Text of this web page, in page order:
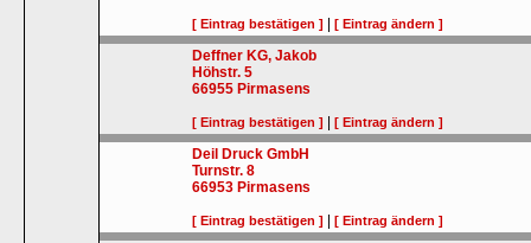
[ Eintrag bestätigen ] |[ Eintrag ändern ]
Deffner KG, Jakob
Höhstr. 5
66955 Pirmasens
[ Eintrag bestätigen ] |[ Eintrag ändern ]
Deil Druck GmbH
Turnstr. 8
66953 Pirmasens
[ Eintrag bestätigen ] |[ Eintrag ändern ]